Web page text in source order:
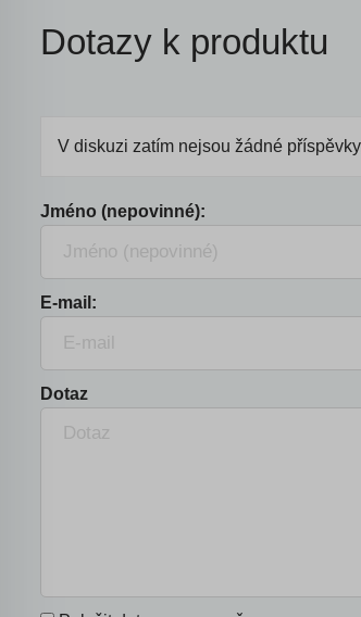
Dotazy k produktu
V diskuzi zatím nejsou žádné
Jméno (nepovinné):
E-mail:
Dotaz